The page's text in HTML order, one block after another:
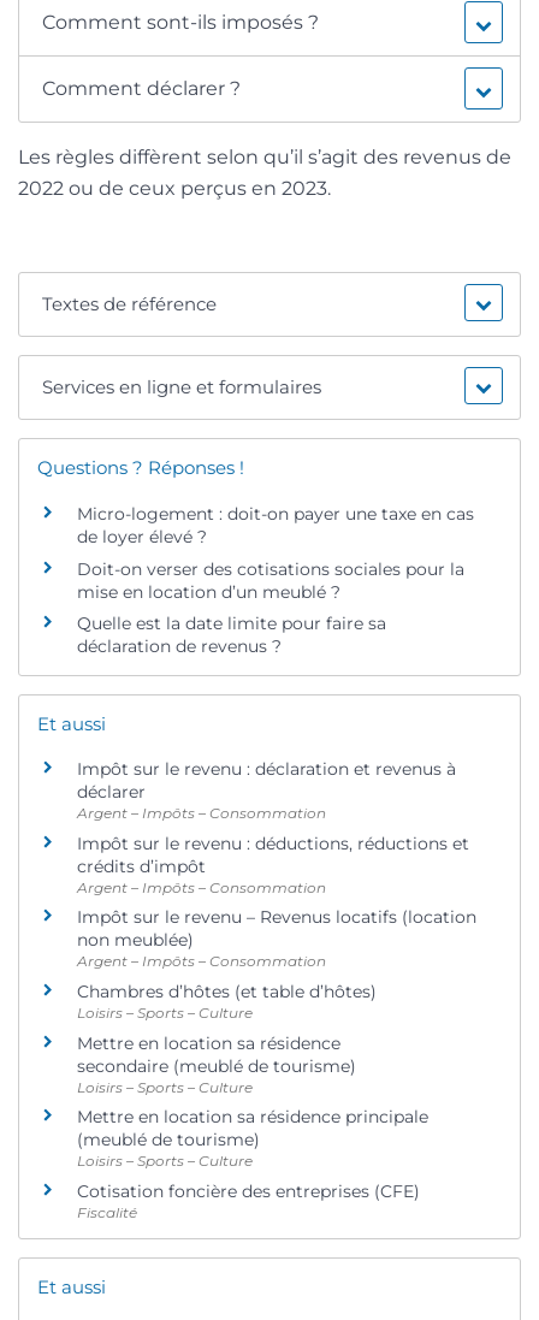
Comment sont-ils imposés ?
Comment déclarer ?
Les règles diffèrent selon qu’il s’agit des revenus de
2022 ou de ceux perçus en 2023.
Textes de référence
Services en ligne et formulaires
Questions ? Réponses !
Micro-logement : doit-on payer une taxe en cas
de loyer élevé ?
Doit-on verser des cotisations sociales pour la
mise en location d’un meublé ?
Quelle est la date limite pour faire sa
déclaration de revenus ?
Et aussi
Impôt sur le revenu : déclaration et revenus à
déclarer
Argent – Impôts – Consommation
Impôt sur le revenu : déductions, réductions et
crédits d’impôt
Argent – Impôts – Consommation
Impôt sur le revenu – Revenus locatifs (location
non meublée)
Argent – Impôts – Consommation
Chambres d’hôtes (et table d’hôtes)
Loisirs – Sports – Culture
Mettre en location sa résidence
secondaire (meublé de tourisme)
Loisirs – Sports – Culture
Mettre en location sa résidence principale
(meublé de tourisme)
Loisirs – Sports – Culture
Cotisation foncière des entreprises (CFE)
Fiscalité
Et aussi